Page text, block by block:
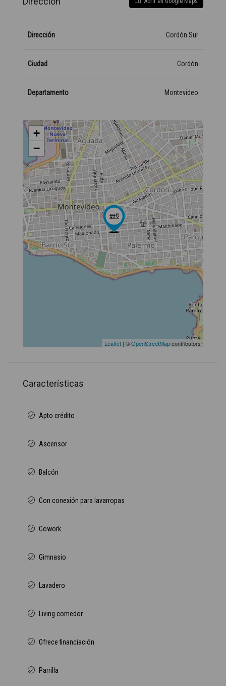
Dirección Cordón Sur
Ciudad Cordón
Departamento Montevideo
+
−
Leaflet | ©OpenStreetMapcontributors
Características
Apto crédito
Ascensor
Balcón
Con conexión para lavarropas
Cowork
Gimnasio
Lavadero
Living comedor
Ofrece financiación
Parrilla